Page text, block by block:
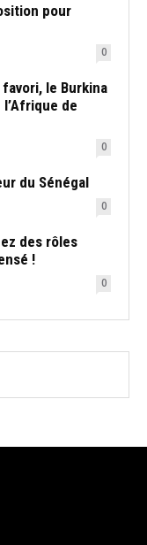
pour
0
le Burkina
de
0
du Sénégal
0
des rôles
!
0